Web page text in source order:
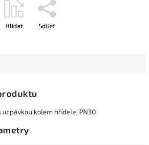
Hlídat Sdílet
kolem hřídele, PN30